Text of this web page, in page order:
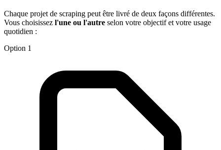
Chaque projet de scraping peut être livré de deux façons différentes.
Vous choisissez l'une ou l'autre selon votre objectif et votre usage
quotidien :
Option 1